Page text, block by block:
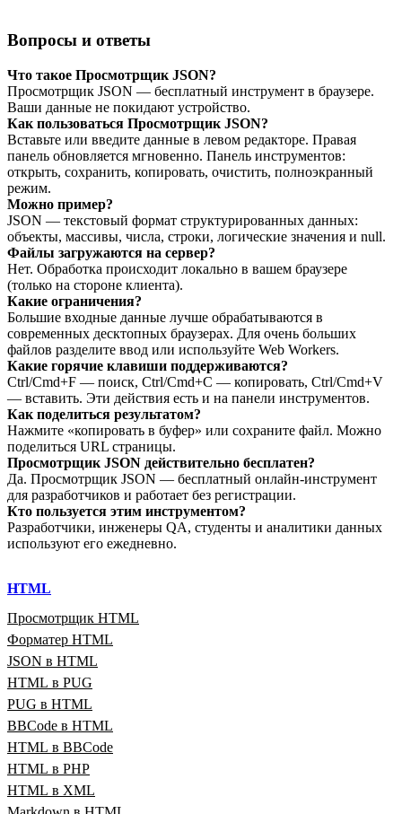
Вопросы и ответы
Что такое Просмотрщик JSON?
Просмотрщик JSON — бесплатный инструмент в браузере.
Ваши данные не покидают устройство.
Как пользоваться Просмотрщик JSON?
Вставьте или введите данные в левом редакторе. Правая
панель обновляется мгновенно. Панель инструментов:
открыть, сохранить, копировать, очистить, полноэкранный
режим.
Можно пример?
JSON — текстовый формат структурированных данных:
объекты, массивы, числа, строки, логические значения и null.
Файлы загружаются на сервер?
Нет. Обработка происходит локально в вашем браузере
(только на стороне клиента).
Какие ограничения?
Большие входные данные лучше обрабатываются в
современных десктопных браузерах. Для очень больших
файлов разделите ввод или используйте Web Workers.
Какие горячие клавиши поддерживаются?
Ctrl/Cmd+F — поиск, Ctrl/Cmd+C — копировать, Ctrl/Cmd+V
— вставить. Эти действия есть и на панели инструментов.
Как поделиться результатом?
Нажмите «копировать в буфер» или сохраните файл. Можно
поделиться URL страницы.
Просмотрщик JSON действительно бесплатен?
Да. Просмотрщик JSON — бесплатный онлайн‑инструмент
для разработчиков и работает без регистрации.
Кто пользуется этим инструментом?
Разработчики, инженеры QA, студенты и аналитики данных
используют его ежедневно.
HTML
Просмотрщик HTML
Форматер HTML
JSON в HTML
HTML в PUG
PUG в HTML
BBCode в HTML
HTML в BBCode
HTML в PHP
HTML в XML